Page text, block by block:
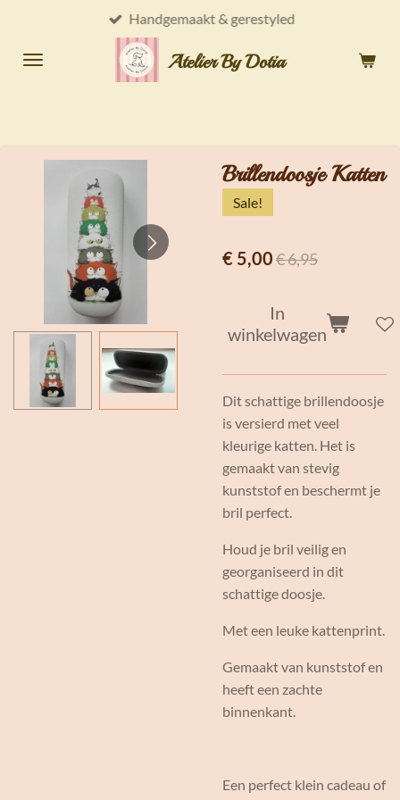
naar
Atelier By Dotia
Handgemaakt & gerestyled
Brillendoosje Katten
Sale!
€ 5,00€ 6,95
In
winkelwagen
Dit schattige brillendoosje
is versierd met veel
kleurige katten. Het is
gemaakt van stevig
kunststof en beschermt je
bril perfect.
Houd je bril veilig en
georganiseerd in dit
schattige doosje.
Met een leuke kattenprint.
Gemaakt van kunststof en
heeft een zachte
binnenkant.
Een perfect klein cadeau of